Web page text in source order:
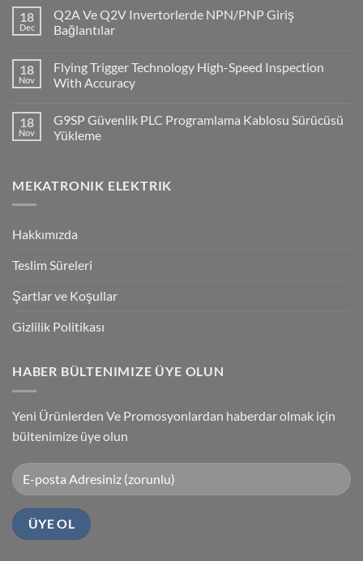
CP1H
PLC
ile
Haberleşmesi
18
Dec
Q2A Ve Q2V Invertorlerde NPN/PNP Giriş
Bağlantılar
on
Q2A
Ve
NPN/PNP
Giriş
Bağlantılar
18
Nov
Flying Trigger Technology High-Speed Inspection
With Accuracy
on
Flying
Trigger
Inspection
With
18
Nov
G9SP Güvenlik PLC Programlama Kablosu Sürücüsü
Yükleme
G9SP
Güvenlik
Sürücüsü
MEKATRONIK ELEKTRIK
Hakkımızda
Teslim Süreleri
Şartlar ve Koşullar
Gizlilik Politikası
HABER BÜLTENIMIZE ÜYE OLUN
Yeni Ürünlerden Ve Promosyonlardan haberdar olmak için
bültenimize üye olun